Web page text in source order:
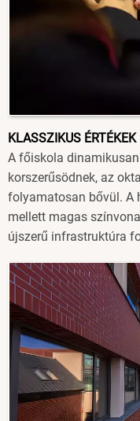
KLASSZIKUS
A főiskola
korszerűsödnek, az
folyamatosan bővül. A
mellett magas
újszerű infrastruktúra
Image